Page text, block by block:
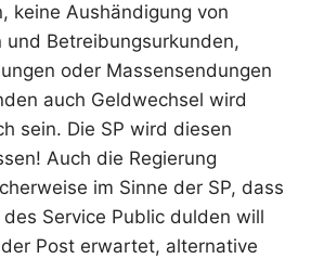
keine Aushändigung von
und Betreibungsurkunden,
oder Massensendungen
auch Geldwechsel wird
sein. Die SP wird diesen
Auch die Regierung
im Sinne der SP, dass
Service Public dulden will
Post erwartet, alternative